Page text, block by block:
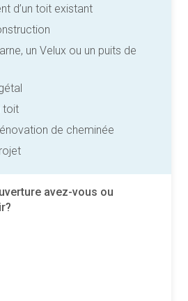
d’un toit existant
un Velux ou un puits de
toit
de cheminée
avez-vous ou